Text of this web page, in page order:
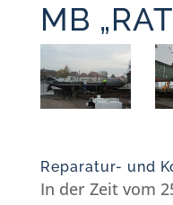
MB
Reparatur- und
In der Zeit vom